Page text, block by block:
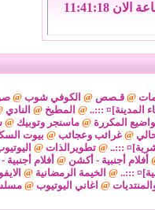
السبت 8 من اغسطس 2026 , الساعة الان 11:41:18
@قـصص @ الكوفي شوب @
المدينة]¤ :::.. @ المطبخ @ النادي
المكررة @ ماسنجر وتوبيك @
@ غرائب وعجائب @ بيوت
:::..
@ تطويرالذات @
أفلام أجنبية - أكشن @ أفلام
:::..
@ الخيمة الرمضانية @
@ اغاني اليوتيوب @